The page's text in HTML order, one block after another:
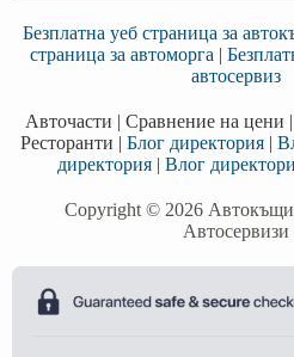
Безплатна уеб страница за
страница за автоморга |
автосервиз
Авточасти |Сравнение на цени
Ресторанти |Блог директория |
директория |Влог
Copyright © 2026
Автосервизи